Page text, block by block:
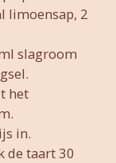
limoensap, 2
slagroom
het
in.
de taart 30